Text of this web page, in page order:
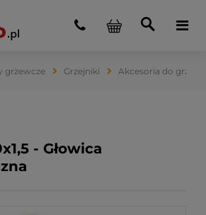
grzewcze Grzejniki Akcesoria do
- Głowica